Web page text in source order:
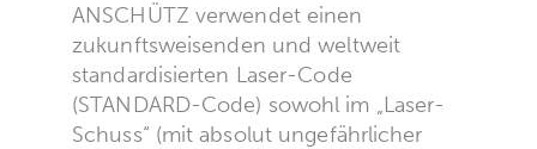
ANSCHÜTZ verwendet einen
zukunftsweisenden und weltweit
standardisierten Laser-Code
(STANDARD-Code) sowohl im „Laser-
Schuss“ (mit absolut ungefährlicher